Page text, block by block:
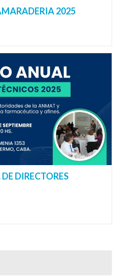
2025
DIRECTORES